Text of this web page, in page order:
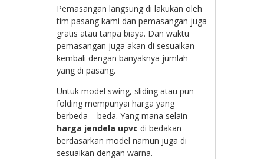
Pemasangan langsung di lakukan oleh
tim pasang kami dan pemasangan juga
gratis atau tanpa biaya. Dan waktu
pemasangan juga akan di sesuaikan
kembali dengan banyaknya jumlah
yang di pasang.
Untuk model swing, sliding atau pun
folding mempunyai harga yang
berbeda – beda. Yang mana selain
harga jendela upvc di bedakan
berdasarkan model namun juga di
sesuaikan dengan warna.